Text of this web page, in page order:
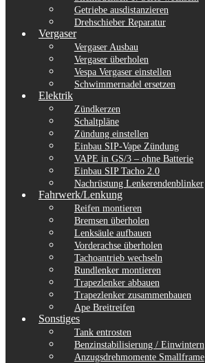
Getriebe ausdistanzieren
Drehschieber Reparatur
Vergaser
Vergaser Ausbau
Vergaser überholen
Vespa Vergaser einstellen
Schwimmernadel ersetzen
Elektrik
Zündkerzen
Schaltpläne
Zündung einstellen
Einbau SIP-Vape Zündung
VAPE in GS/3 – ohne Batterie
Einbau SIP Tacho 2.0
Nachrüstung Lenkerendenblinker
Fahrwerk/Lenkung
Reifen montieren
Bremsen überholen
Lenksäule aufbauen
Vorderachse überholen
Tachoantrieb wechseln
Rundlenker montieren
Trapezlenker abbauen
Trapezlenker zusammenbauen
Ape Breitreifen
Sonstiges
Tank entrosten
Benzinstabilisierung / Einwintern
Anzugsdrehmomente Smallframe